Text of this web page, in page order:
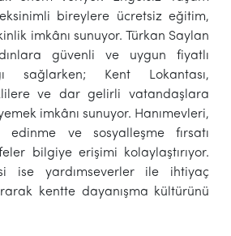
bireylere ücretsiz eğitim,
imkânı sunuyor. Türkan Saylan
güvenli ve uygun fiyatlı
sağlarken; Kent Lokantası,
ve dar gelirli vatandaşlara
imkânı sunuyor. Hanımevleri,
edinme ve sosyalleşme fırsatı
bilgiye erişimi kolaylaştırıyor.
ise yardımseverler ile ihtiyaç
kentte dayanışma kültürünü